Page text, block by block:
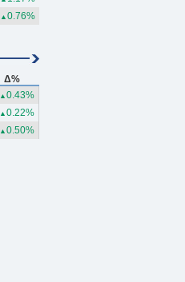
▲ 0.76%
Δ%
▲ 0.43%
▲ 0.22%
▲ 0.50%